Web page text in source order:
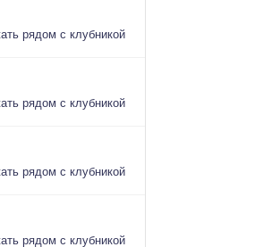
рядом с клубникой
рядом с клубникой
рядом с клубникой
рядом с клубникой